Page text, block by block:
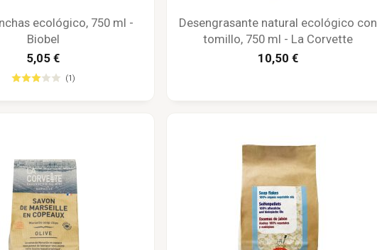
ecológico, 750 ml -
Biobel
5,05 €
(1)
Desengrasante natural ecológico con
tomillo, 750 ml - La Corvette
10,50 €